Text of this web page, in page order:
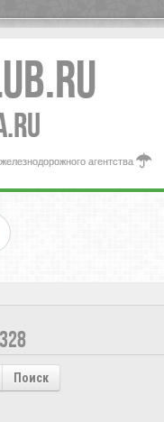
агентства
Поиск